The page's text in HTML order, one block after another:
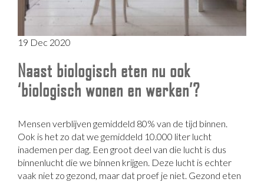
19 Dec 2020
Naast biologisch eten nu ook
‘biologisch wonen en werken’?
Mensen verblijven gemiddeld 80% van de tijd binnen.
Ook is het zo dat we gemiddeld 10.000 liter lucht
inademen per dag. Een groot deel van die lucht is dus
binnenlucht die we binnen krijgen. Deze lucht is echter
vaak niet zo gezond, maar dat proef je niet. Gezond eten